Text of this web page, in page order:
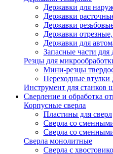
Державки для
Державки
Державки
Державки
Державки для
Запасные части для
Резцы для
Мини-резцы
Переходные втулки
Инструмент для станков
Сверление и обработка
Корпусные сверла
Пластины для сверл
Сверла со
Сверла со
Сверла монолитные
Сверла с